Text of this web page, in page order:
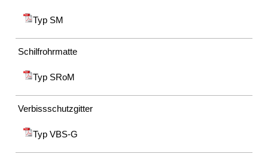
Typ SM
Schilfrohrmatte
Typ SRoM
Verbissschutzgitter
Typ VBS-G